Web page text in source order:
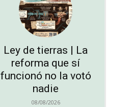
Ley de tierras | La
reforma que sí
funcionó no la votó
nadie
08/08/2026